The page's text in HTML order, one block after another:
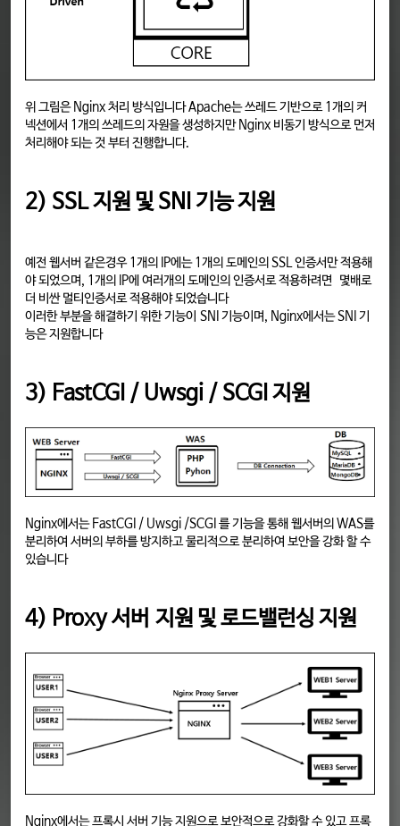
위 그림은 Nginx 처리 방식입니다 Apache는 쓰레드 기반으로 1개의 커
넥션에서 1개의 쓰레드의 자원을 생성하지만 Nginx 비동기 방식으로 먼저
처리해야 되는 것 부터 진행합니다.
2) SSL 지원 및 SNI 기능 지원
예전 웹서버 같은경우 1개의 IP에는 1개의 도메인의 SSL 인증서만 적용해
야 되었으며, 1개의 IP에 여러개의 도메인의 인증서로 적용하려면 몇배로
더 비싼 멀티인증서로 적용해야 되었습니다
이러한 부분을 해결하기 위한 기능이 SNI 기능이며, Nginx에서는 SNI 기
능은 지원합니다
3) FastCGI / Uwsgi / SCGI 지원
Nginx에서는 FastCGI / Uwsgi /SCGI 를 기능을 통해 웹서버의 WAS를
분리하여 서버의 부하를 방지하고 물리적으로 분리하여 보안을 강화 할 수
있습니다
4) Proxy 서버 지원 및 로드밸런싱 지원
Nginx에서는 프록시 서버 기능 지원으로 보안적으로 강화할 수 있고 프록